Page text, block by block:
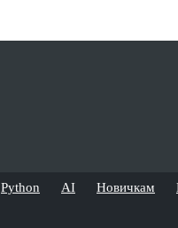
Python AI Новичкам